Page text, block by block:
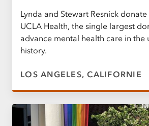
Lynda and Stewart Resnick
UCLA Health, the single largest
advance mental health care in the
history.
LOS ANGELES, CALIFORNIE